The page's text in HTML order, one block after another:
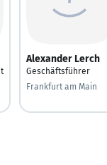
Alexander Lerch
Geschäftsführer
Frankfurt am Main